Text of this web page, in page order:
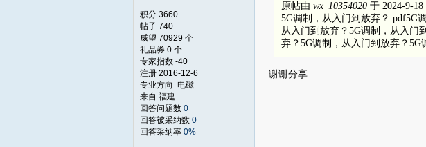
积分 3660
帖子 740
威望 70929 个
礼品券 0 个
专家指数 -40
注册 2016-12-6
专业方向 电磁
来自 福建
回答问题数 0
回答被采纳数 0
回答采纳率 0%
原帖由 wx_10354020 于 2024-9-
5G调制，从入门到放弃？.pdf5G
从入门到放弃？5G调制，从入门
弃？5G调制，从入门到放弃？5G
谢谢分享